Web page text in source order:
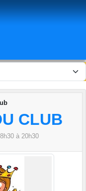
CLUB
à 20h30